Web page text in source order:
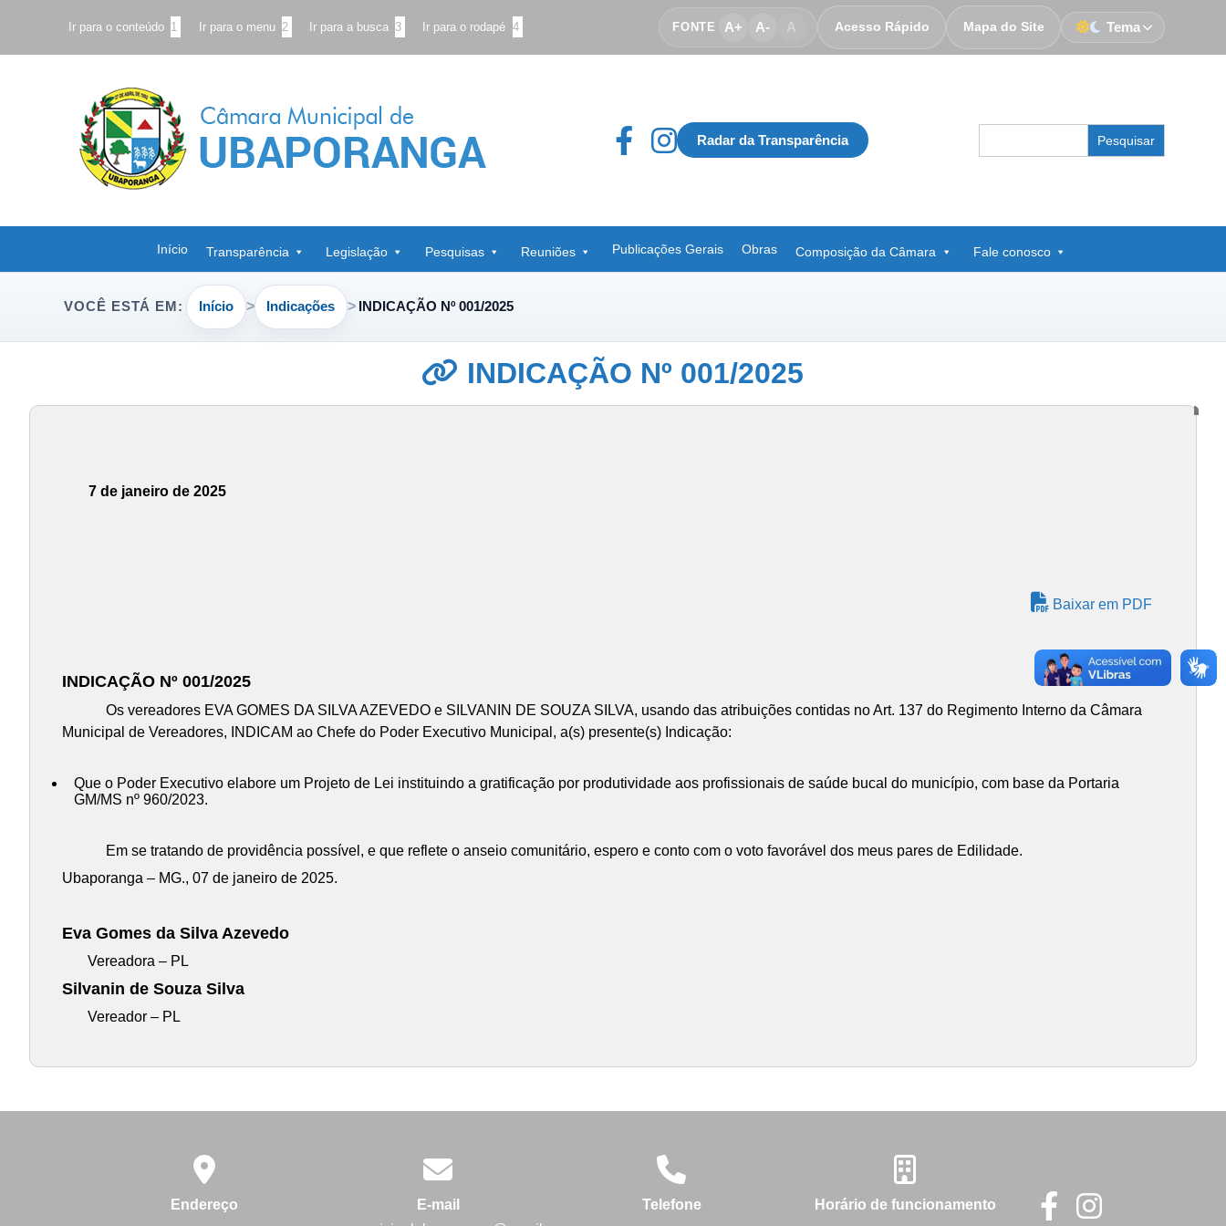
Ir para o conteúdo 1 Ir para o menu 2 Ir para a busca 3 Ir para o rodapé 4 FONTE A+ A- A Acesso Rápido Mapa do Site Tema
Radar da Transparência
for:
Início Transparência Legislação Pesquisas Reuniões Publicações Gerais Obras Composição da Câmara Fale conosco
VOCÊ ESTÁ EM: Início Indicações INDICAÇÃO Nº 001/2025
INDICAÇÃO Nº 001/2025
7 de janeiro de 2025
Baixar em PDF
INDICAÇÃO Nº 001/2025
Os vereadores EVA GOMES DA SILVA AZEVEDO e SILVANIN DE SOUZA SILVA, usando das atribuições contidas no Art. 137 do Regimento Interno da Câmara
Municipal de Vereadores, INDICAM ao Chefe do Poder Executivo Municipal, a(s) presente(s) Indicação:
Que o Poder Executivo elabore um Projeto de Lei instituindo a gratificação por produtividade aos profissionais de saúde bucal do município, com base da Portaria
GM/MS nº 960/2023.
Em se tratando de providência possível, e que reflete o anseio comunitário, espero e conto com o voto favorável dos meus pares de Edilidade.
Ubaporanga – MG., 07 de janeiro de 2025.
Eva Gomes da Silva Azevedo
Vereadora – PL
Silvanin de Souza Silva
Vereador – PL
Endereço
E-mail
Telefone
Horário de funcionamento